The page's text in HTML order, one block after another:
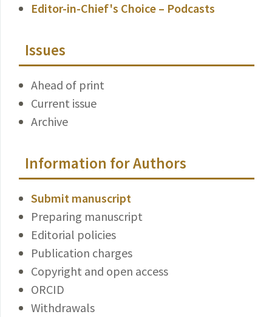
Editor-in-Chief's Choice – Podcasts
Issues
Ahead of print
Current issue
Archive
Information for Authors
Submit manuscript
Preparing manuscript
Editorial policies
Publication charges
Copyright and open access
ORCID
Withdrawals